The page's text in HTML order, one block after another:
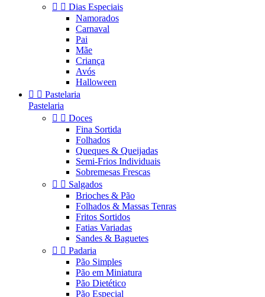
  Dias Especiais
Namorados
Carnaval
Pai
Mãe
Criança
Avós
Halloween
  Pastelaria
Pastelaria
  Doces
Fina Sortida
Folhados
Queques & Queijadas
Semi-Frios Individuais
Sobremesas Frescas
  Salgados
Brioches & Pão
Folhados & Massas Tenras
Fritos Sortidos
Fatias Variadas
Sandes & Baguetes
  Padaria
Pão Simples
Pão em Miniatura
Pão Dietético
Pão Especial